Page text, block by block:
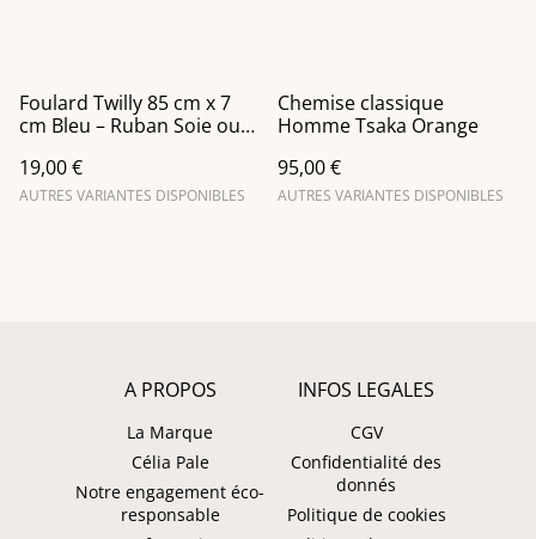
Foulard Twilly 85 cm x 7
cm Bleu – Ruban Soie ou
19,00 €
AUTRES VARIANTES DISPONIBLES
Chemise classique
Homme Tsaka Orange
95,00 €
AUTRES VARIANTES DISPONIBLES
A PROPOS
La Marque
Célia Pale
Notre engagement éco-
responsable
INFOS LEGALES
CGV
Confidentialité des
donnés
Politique de cookies